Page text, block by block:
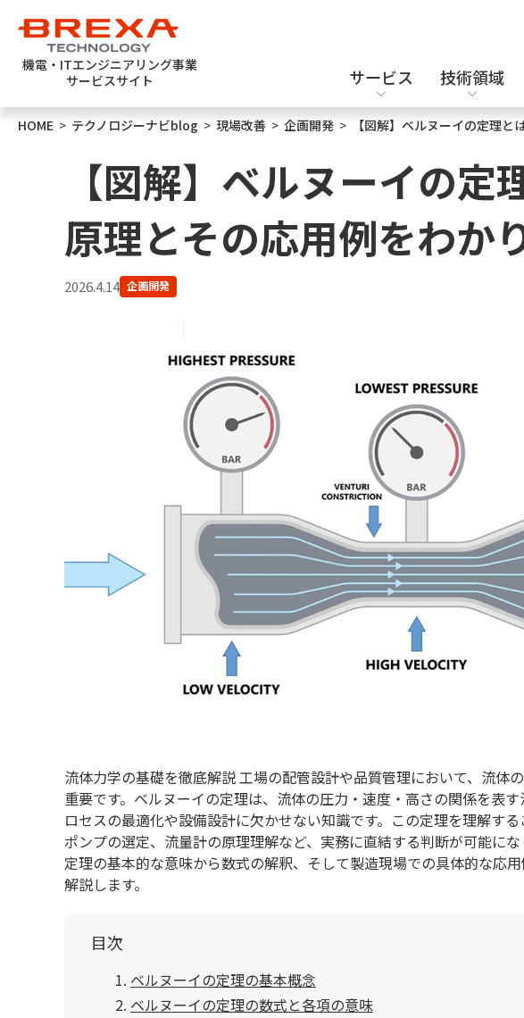
機電・ITエンジニアリング事業
サービスサイト
サービス
業務請負（自動車）
技術領域
HOME > テクノロジーナビblog > 現場改善 > 企画開発 > 【図解】ベルヌーイの定理
【図解】ベルヌーイの定
原理とその応用例をわか
2026.4.14 企画開発
流体力学の基礎を徹底解説 工場の配管設計や品質管理において、流体
重要です。ベルヌーイの定理は、流体の圧力・速度・高さの関係を表
ロセスの最適化や設備設計に欠かせない知識です。この定理を理解する
ポンプの選定、流量計の原理理解など、実務に直結する判断が可能に
定理の基本的な意味から数式の解釈、そして製造現場での具体的な応
解説します。
目次
ベルヌーイの定理の基本概念
ベルヌーイの定理の数式と各項の意味